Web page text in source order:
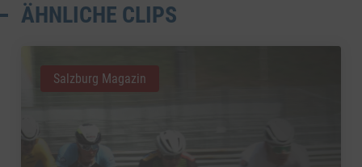
ÄHNLICHE CLIPS
Salzburg Magazin